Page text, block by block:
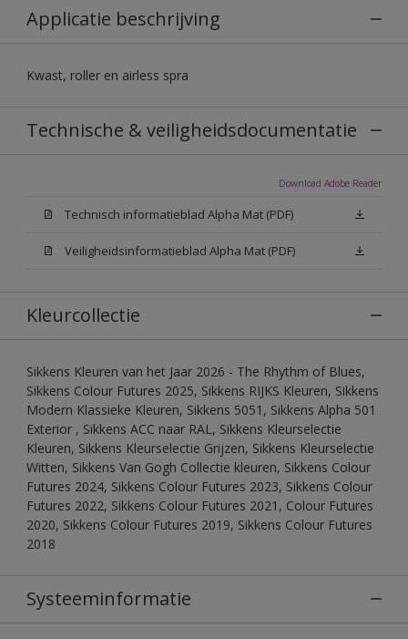
Applicatie beschrijving
Kwast, roller en airless spra
Technische & veiligheidsdocumentatie
Download Adobe Reader
Technisch informatieblad Alpha Mat (PDF)
Veiligheidsinformatieblad Alpha Mat (PDF)
Kleurcollectie
Sikkens Kleuren van het Jaar 2026 - The Rhythm of Blues,
Sikkens Colour Futures 2025, Sikkens RIJKS Kleuren, Sikkens
Modern Klassieke Kleuren, Sikkens 5051, Sikkens Alpha 501
Exterior , Sikkens ACC naar RAL, Sikkens Kleurselectie
Kleuren, Sikkens Kleurselectie Grijzen, Sikkens Kleurselectie
Witten, Sikkens Van Gogh Collectie kleuren, Sikkens Colour
Futures 2024, Sikkens Colour Futures 2023, Sikkens Colour
Futures 2022, Sikkens Colour Futures 2021, Colour Futures
2020, Sikkens Colour Futures 2019, Sikkens Colour Futures
2018
Systeeminformatie